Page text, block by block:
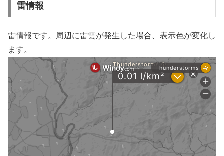
雷情報
雷情報です。周辺に雷雲が発生した場合、表示色が変化し
ます。